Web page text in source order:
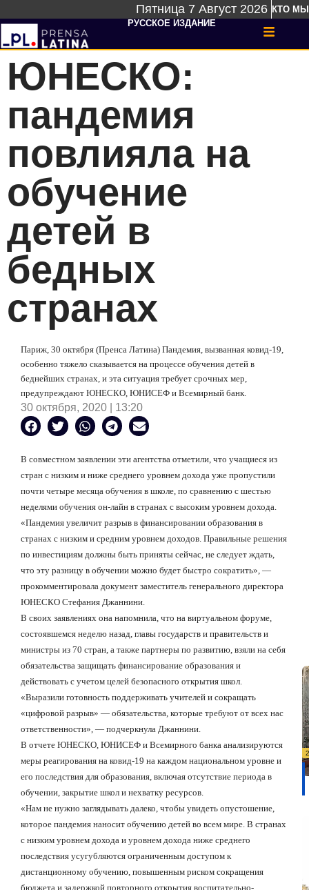
Пятница 7 Август 2026 КТО МЫ
РУССКОЕ ИЗДАНИЕ
ЮНЕСКО:
пандемия
повлияла на
обучение
детей в
бедных
странах
Париж, 30 октября (Пренса Латина) Пандемия, вызванная ковид-19,
особенно тяжело сказывается на процессе обучения детей в
беднейших странах, и эта ситуация требует срочных мер,
предупреждают ЮНЕСКО, ЮНИСЕФ и Всемирный банк.
30 октября, 2020 | 13:20
В совместном заявлении эти агентства отметили, что учащиеся из
стран с низким и ниже среднего уровнем дохода уже пропустили
почти четыре месяца обучения в школе, по сравнению с шестью
неделями обучения он-лайн в странах с высоким уровнем дохода.
«Пандемия увеличит разрыв в финансировании образования в
странах с низким и средним уровнем доходов. Правильные решения
по инвестициям должны быть приняты сейчас, не следует ждать,
что эту разницу в обучении можно будет быстро сократить», —
прокомментировала документ заместитель генерального директора
ЮНЕСКО Стефания Джаннини.
В своих заявлениях она напомнила, что на виртуальном форуме,
состоявшемся неделю назад, главы государств и правительств и
министры из 70 стран, а также партнеры по развитию, взяли на себя
обязательства защищать финансирование образования и
действовать с учетом целей безопасного открытия школ.
«Выразили готовность поддерживать учителей и сокращать
«цифровой разрыв» — обязательства, которые требуют от всех нас
ответственности», — подчеркнула Джаннини.
В отчете ЮНЕСКО, ЮНИСЕФ и Всемирного банка анализируются
меры реагирования на ковид-19 на каждом национальном уровне и
его последствия для образования, включая отсутствие периода в
обучении, закрытие школ и нехватку ресурсов.
«Нам не нужно заглядывать далеко, чтобы увидеть опустошение,
которое пандемия наносит обучению детей во всем мире. В странах
с низким уровнем дохода и уровнем дохода ниже среднего
последствия усугубляются ограниченным доступом к
дистанционному обучению, повышенным риском сокращения
бюджета и задержкой повторного открытия воспитательно-